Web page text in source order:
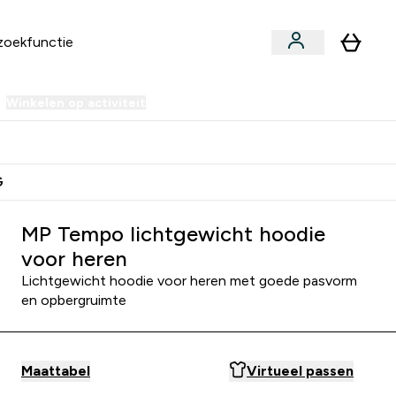
MP Tempo lichtgewicht hoodie
voor heren
Lichtgewicht hoodie voor heren met goede pasvorm
en opbergruimte
Maattabel Virtueel passen